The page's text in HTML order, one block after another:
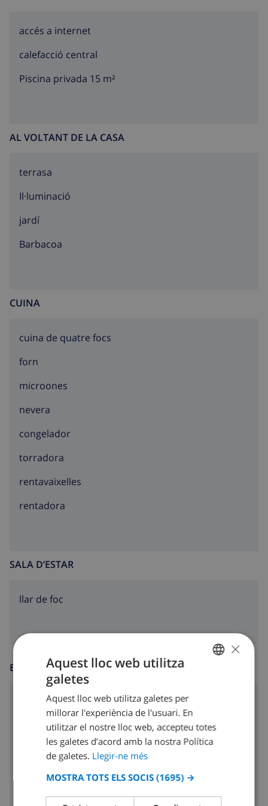
aquestes riqueses, molts artistes famosos han trobat
serenitat i pau en aquesta part de la costa espanyola.
T'encantarà la Costa Brava.
accés a internet
calefacció central
Piscina privada 15 m²
AL VOLTANT DE LA CASA
terrasa
Il·luminació
jardí
barbacoa
CUINA
cuina de quatre focs
forn
microones
nevera
congelador
torradora
rentavaixelles
rentadora
SALA D’ESTAR
llar de foc
ENTRETENIMENT
Tv per satèllit
DUTCH
SPANISH
CATALAN
ITALIAN
×
Aquest lloc web utilitza
galetes
Aquest lloc web utilitza galetes per
millorar l'experiència de l'usuari. En
utilitzar el nostre lloc web, accepteu totes
les galetes d’acord amb la nostra Política
de galetes. Llegir-ne més
MOSTRA TOTS ELS SOCIS (1695) →